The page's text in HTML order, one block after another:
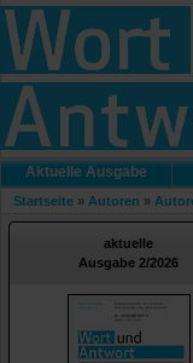
Aktuelle Ausgabe
Startseite » Autoren »
aktuelle
Ausgabe 2/2026